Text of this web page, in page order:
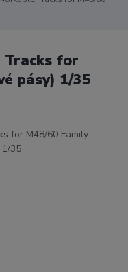
Tracks for
pásy) 1/35